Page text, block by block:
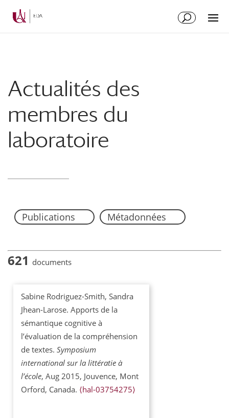
Actualités des
membres du
laboratoire
Publications Métadonnées
621 documents
Sabine Rodriguez-Smith, Sandra
Jhean-Larose. Apports de la
sémantique cognitive à
l’évaluation de la compréhension
de textes. Symposium
international sur la littératie à
l’école, Aug 2015, Jouvence, Mont
Orford, Canada. ⟨hal-03754275⟩